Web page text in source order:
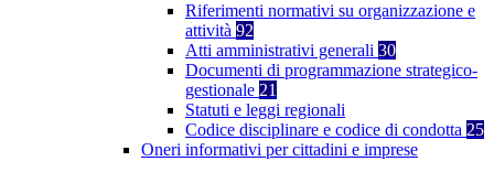
Riferimenti normativi su organizzazione e
attività 92
Atti amministrativi generali 30
Documenti di programmazione strategico-
gestionale 21
Statuti e leggi regionali
Codice disciplinare e codice di condotta 25
Oneri informativi per cittadini e imprese